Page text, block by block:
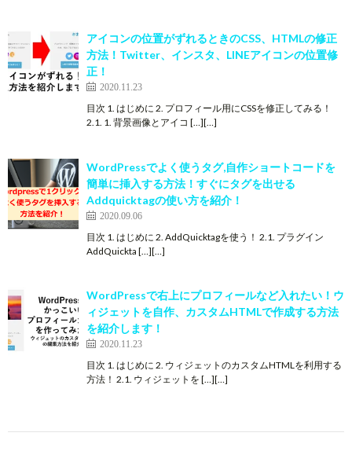
アイコンの位置がずれるときのCSS、HTMLの修正
方法！Twitter、インスタ、LINEアイコンの位置修
正！
2020.11.23
目次 1. はじめに 2. プロフィール用にCSSを修正してみる！
2.1. 1. 背景画像とアイコ […][…]
WordPressでよく使うタグ,自作ショートコードを
簡単に挿入する方法！すぐにタグを出せる
Addquicktagの使い方を紹介！
2020.09.06
目次 1. はじめに 2. AddQuicktagを使う！ 2.1. プラグイン
AddQuickta […][…]
WordPressで右上にプロフィールなど入れたい！ウ
ィジェットを自作、カスタムHTMLで作成する方法
を紹介します！
2020.11.23
目次 1. はじめに 2. ウィジェットのカスタムHTMLを利用する
方法！ 2.1. ウィジェットを […][…]